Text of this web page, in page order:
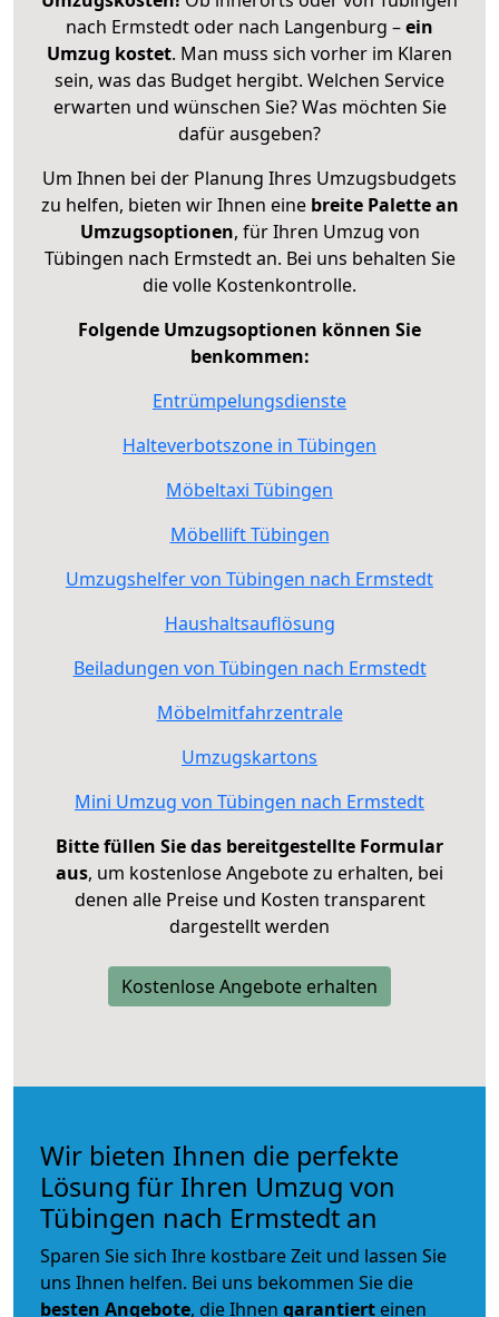
nach Ermstedt oder nach Langenburg –ein
Umzug kostet. Man muss sich vorher im Klaren
sein, was das Budget hergibt. Welchen Service
erwarten und wünschen Sie? Was möchten Sie
dafür ausgeben?
Um Ihnen bei der Planung Ihres Umzugsbudgets
zu helfen, bieten wir Ihnen eine breite Palette an
Umzugsoptionen, für Ihren Umzug von
Tübingen nach Ermstedt an. Bei uns behalten Sie
die volle Kostenkontrolle.
Folgende Umzugsoptionen können Sie
benkommen:
Entrümpelungsdienste
Halteverbotszone in Tübingen
Möbeltaxi Tübingen
Möbellift Tübingen
Umzugshelfer von Tübingen nach Ermstedt
Haushaltsauflösung
Beiladungen von Tübingen nach Ermstedt
Möbelmitfahrzentrale
Umzugskartons
Mini Umzug von Tübingen nach Ermstedt
Bitte füllen Sie das bereitgestellte Formular
aus, um kostenlose Angebote zu erhalten, bei
denen alle Preise und Kosten transparent
dargestellt werden
Kostenlose Angebote erhalten
Wir bieten Ihnen die perfekte
Lösung für Ihren Umzug von
Tübingen nach Ermstedt an
Sparen Sie sich Ihre kostbare Zeit und lassen Sie
uns Ihnen helfen. Bei uns bekommen Sie die
besten Angebote, die Ihnen garantiert einen